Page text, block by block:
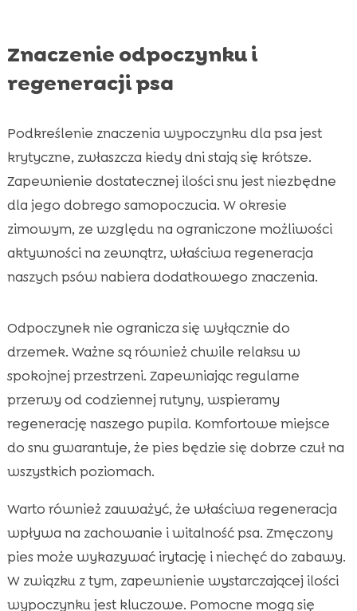
Znaczenie odpoczynku i
regeneracji psa
Podkreślenie znaczenia wypoczynku dla psa jest
krytyczne, zwłaszcza kiedy dni stają się krótsze.
Zapewnienie dostatecznej ilości snu jest niezbędne
dla jego dobrego samopoczucia. W okresie
zimowym, ze względu na ograniczone możliwości
aktywności na zewnątrz, właściwa regeneracja
naszych psów nabiera dodatkowego znaczenia.
Odpoczynek nie ogranicza się wyłącznie do
drzemek. Ważne są również chwile relaksu w
spokojnej przestrzeni. Zapewniając regularne
przerwy od codziennej rutyny, wspieramy
regenerację naszego pupila. Komfortowe miejsce
do snu gwarantuje, że pies będzie się dobrze czuł na
wszystkich poziomach.
Warto również zauważyć, że właściwa regeneracja
wpływa na zachowanie i witalność psa. Zmęczony
pies może wykazywać irytację i niechęć do zabawy.
W związku z tym, zapewnienie wystarczającej ilości
wypoczynku jest kluczowe. Pomocne mogą się